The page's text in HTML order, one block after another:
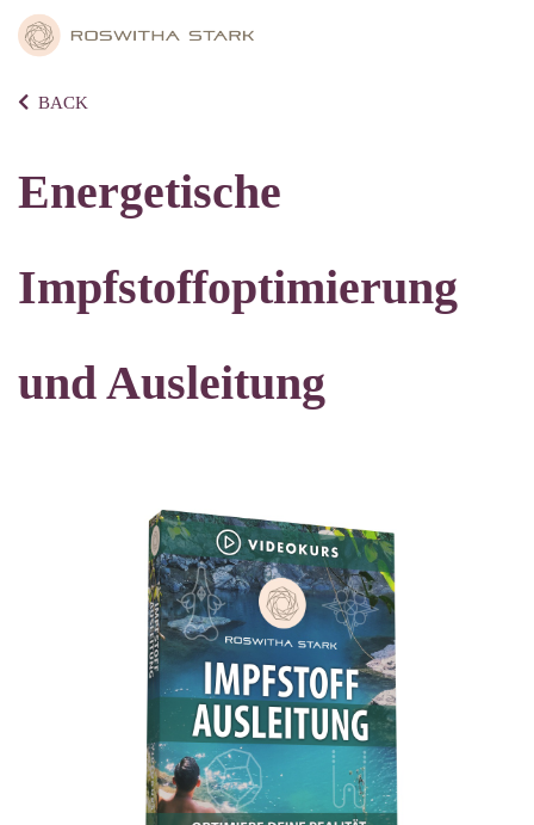
BACK
Energetische
Impfstoffoptimierung
und Ausleitung